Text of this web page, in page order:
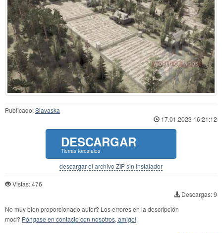
Publicado:Slavaska
17.01.2023 16:21:12
DESCARGAR
Tierras forestales
descargar el archivo ZIP sin instalador
Vistas: 476
Descargas: 9
No muy bien proporcionado autor? Los errores en la descripción
mod? Póngase en contacto con nosotros, amigo!